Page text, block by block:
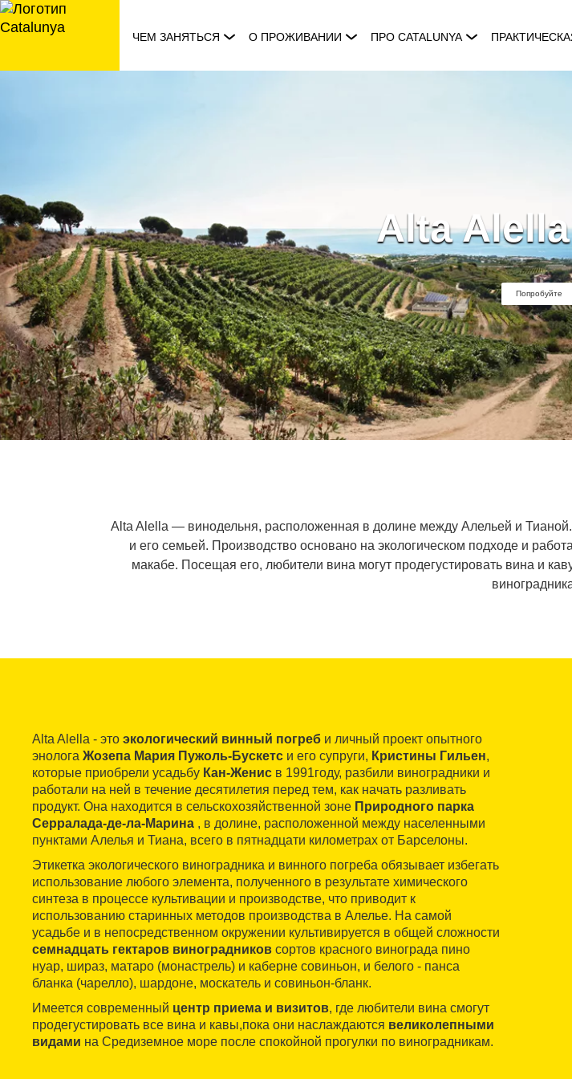
перейти
к
ЧЕМ ЗАНЯТЬСЯ О ПРОЖИВАНИИ ПРО CATALUNYA
Alta
Попробуйте
Alta Alella — винодельня, расположенная в долине между Алельей и
и его семьей. Производство основано на экологическом подходе и
макабе. Посещая его, любители вина могут продегустировать вина и
Alta Alella - это экологический винный погреб и личный проект опытного
энолога Жозепа Мария Пужоль-Бускетс и его супруги, Кристины Гильен,
которые приобрели усадьбу Кан-Женис в 1991году, разбили виноградники и
работали на ней в течение десятилетия перед тем, как начать разливать
продукт. Она находится в сельскохозяйственной зоне Природного парка
Серралада-де-ла-Марина , в долине, расположенной между населенными
пунктами Алелья и Тиана, всего в пятнадцати километрах от Барселоны.
Этикетка экологического виноградника и винного погреба обязывает избегать
использование любого элемента, полученного в результате химического
синтеза в процессе культивации и производстве, что приводит к
использованию старинных методов производства в Алелье. На самой
усадьбе и в непосредственном окружении культивируется в общей сложности
семнадцать гектаров виноградников сортов красного винограда пино
нуар, шираз, матаро (монастрель) и каберне совиньон, и белого - панса
бланка (чарелло), шардоне, москатель и совиньон-бланк.
Имеется современный центр приема и визитов, где любители вина смогут
продегустировать все вина и кавы,пока они наслаждаются великолепными
видами на Средиземное море после спокойной прогулки по виноградникам.